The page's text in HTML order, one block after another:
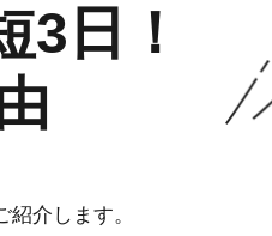
3日！
介します。